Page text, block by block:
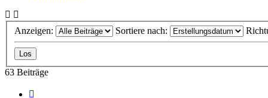
Anzeigen: Sortiere nach:
63 Beiträge